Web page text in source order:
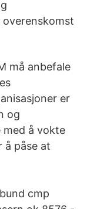
må anbefale
er
og
å vokte
å påse at
cmp